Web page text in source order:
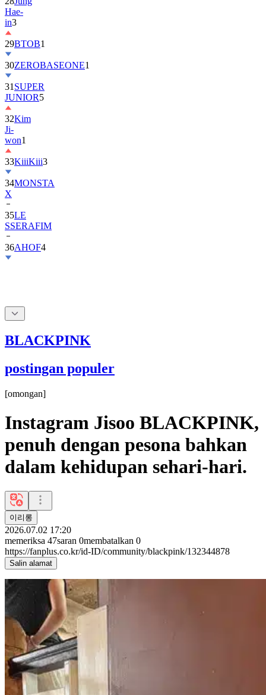
Hae-
in3
29BTOB1
30ZEROBASEONE1
31 SUPER
JUNIOR5
32Kim
Ji-
won1
33KiiiKiii3
34MONSTA
X
35LE
SSERAFIM
36AHOF4
BLACKPINK
postingan populer
[omongan]
Instagram Jisoo BLACKPINK,
penuh dengan pesona bahkan
dalam kehidupan sehari-hari.
이리롱
2026.07.02 17:20
memeriksa 47saran 0membatalkan 0
https://fanplus.co.kr/id-ID/community/blackpink/132344878
Salin alamat